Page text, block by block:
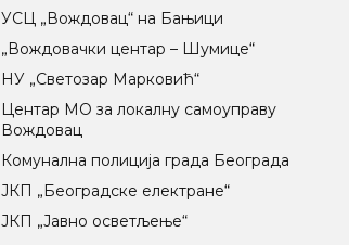
УСЦ „Вождовац“ на Бањици
„Вождовачки центар – Шумице“
НУ „Светозар Марковић“
Центар МO за локалну самоуправу
Вождовац
Комунална полиција града Београда
ЈКП „Београдске електране“
ЈКП „Јавно осветљење“